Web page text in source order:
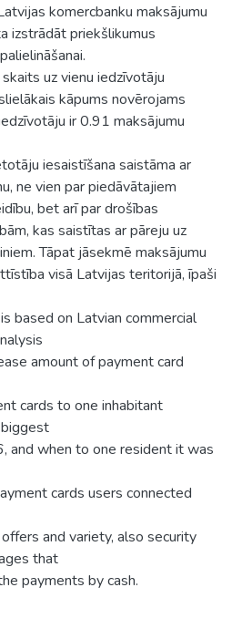
komercbanku maksājumu
izstrādāt priekšlikumus
uz vienu iedzīvotāju
kāpums novērojams
ir 0.91 maksājumu
iesaistīšana saistāma ar
ne vien par piedāvātajiem
bet arī par drošības
kas saistītas ar pāreju uz
Tāpat jāsekmē maksājumu
visā Latvijas teritorijā, īpaši
based on Latvian commercial
amount of payment card
cards to one inhabitant
and when to one resident it was
cards users connected
and variety, also security
that
payments by cash.